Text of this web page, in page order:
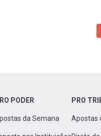
PODER
da Semana
PRO
Apostas